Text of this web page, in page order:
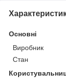
Основні
Виробник
Стан